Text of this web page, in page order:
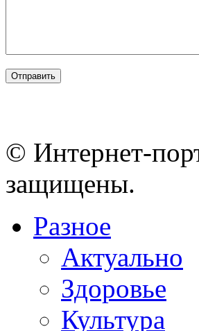
© Интернет-
защищены.
Разное
Актуально
Здоровье
Культура